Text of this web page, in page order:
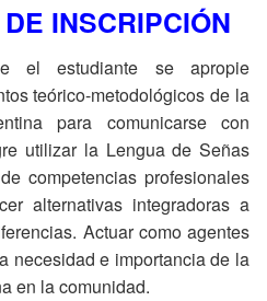
INSCRIPCIÓN
el estudiante se apropie
teórico-metodológicos de la
para comunicarse con
utilizar la Lengua de Señas
competencias profesionales
alternativas integradoras a
Actuar como agentes
necesidad e importancia de la
en la comunidad.